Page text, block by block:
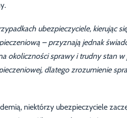
ubezpieczyciele, kierując
– przyznają jednak
okoliczności sprawy i trudny stan
dlatego zrozumienie
niektórzy ubezpieczyciele